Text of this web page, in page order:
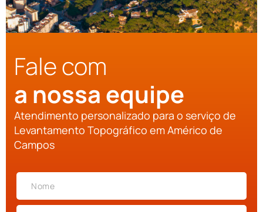
Fale com
a nossa equipe
Atendimento personalizado para o serviço de
Levantamento Topográfico em Américo de
Campos